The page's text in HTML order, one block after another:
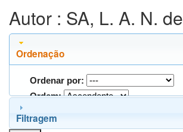
Autor : SA, L. A. N. de
Ordenação
Ordenar por:
Ordem:
Filtragem